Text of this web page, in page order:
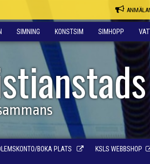
SIMNING KONSTSIM SIMHOPP
BOKA PLATS KSLS WEBBSHOP